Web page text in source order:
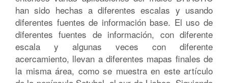
han sido hechas a diferentes escalas y usando
diferentes fuentes de información base. El uso de
diferentes fuentes de información, con diferente
escala y algunas veces con diferente
acercamiento, llevan a diferentes mapas finales de
la misma área, como se muestra en este artículo